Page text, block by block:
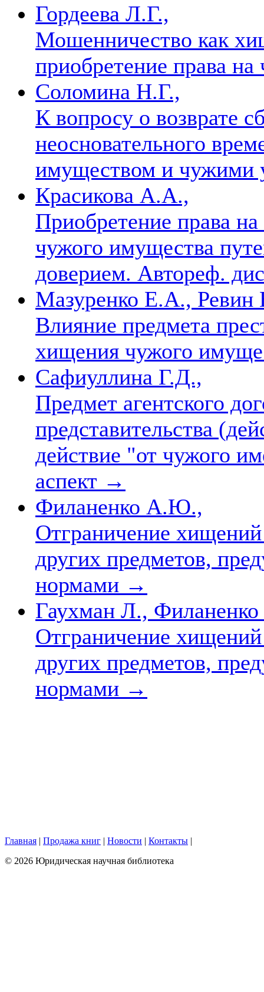
Гордеева Л.Г.,
Мошенничество как
приобретение права
Соломина Н.Г.,
К вопросу о возврате
неосновательного
имуществом и чужими
Красикова А.А.,
Приобретение права
чужого имущества
доверием. Автореф.
Мазуренко Е.А.,
Влияние предмета
хищения чужого
Сафиуллина Г.Д.,
Предмет агентского
представительства
действие "от чужого
аспект →
Филаненко А.Ю.,
Отграничение
других предметов,
нормами →
Гаухман Л.,
Отграничение
других предметов,
нормами →
Главная | Продажа книг | Новости | Контакты |
© 2026 Юридическая научная библиотека